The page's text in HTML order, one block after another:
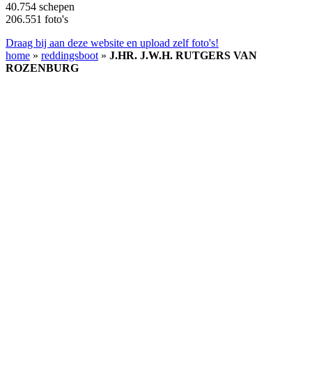
40.754 schepen
206.551 foto's
Draag bij aan deze website en upload zelf foto's!
home » reddingsboot » J.HR. J.W.H. RUTGERS VAN
ROZENBURG